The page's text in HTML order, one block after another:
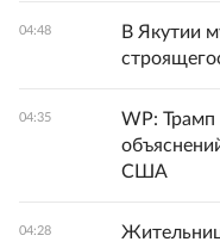
04:48
В Якутии
04:35
WP: Трамп
США
04:28